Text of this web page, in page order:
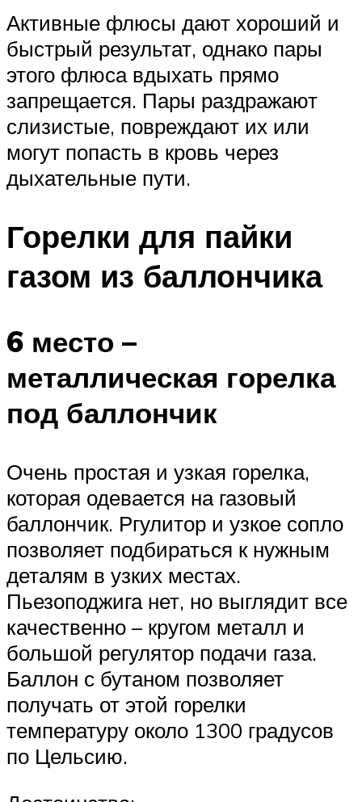
Активные флюсы дают хороший и
быстрый результат, однако пары
этого флюса вдыхать прямо
запрещается. Пары раздражают
слизистые, повреждают их или
могут попасть в кровь через
дыхательные пути.
Горелки для пайки
газом из баллончика
6 место –
металлическая горелка
под баллончик
Очень простая и узкая горелка,
которая одевается на газовый
баллончик. Ргулитор и узкое сопло
позволяет подбираться к нужным
деталям в узких местах.
Пьезоподжига нет, но выглядит все
качественно – кругом металл и
большой регулятор подачи газа.
Баллон с бутаном позволяет
получать от этой горелки
температуру около 1300 градусов
по Цельсию.